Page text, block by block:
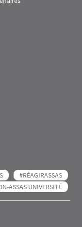
#RÉAGIRASSAS
ASSAS UNIVERSITÉ